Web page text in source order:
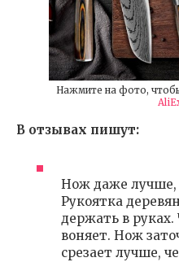
Нажмите на фото,
В отзывах пишут:
Нож даже лучше,
Рукоятка
держать в
воняет. Нож
срезает лучше,